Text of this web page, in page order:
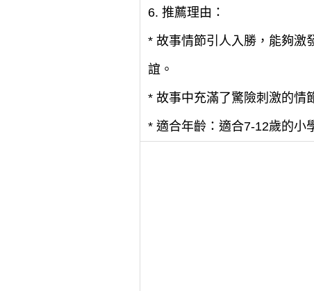
6. 推薦理由：
* 故事情節引人入勝，能夠激
誼。
* 故事中充滿了驚險刺激的情
* 適合年齡：適合7-12歲的小